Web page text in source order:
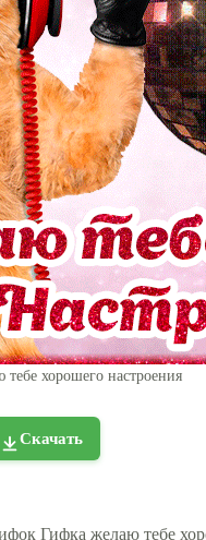
хорошего настроения
Скачать
Гифка желаю тебе